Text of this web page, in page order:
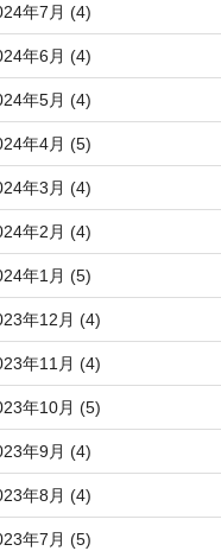
年7月 (4)
年6月 (4)
年5月 (4)
年4月 (5)
年3月 (4)
年2月 (4)
年1月 (5)
年12月 (4)
年11月 (4)
年10月 (5)
年9月 (4)
年8月 (4)
年7月 (5)